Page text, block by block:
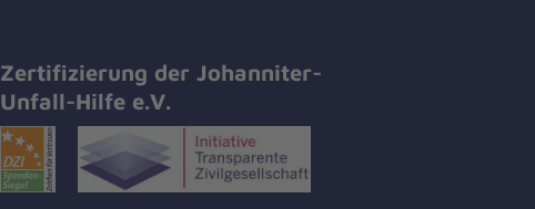
Zertifizierung der Johanniter-
Unfall-Hilfe e.V.